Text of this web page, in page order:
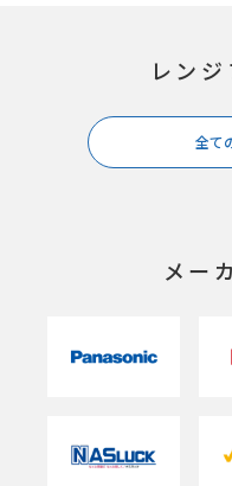
レン
全て
メー